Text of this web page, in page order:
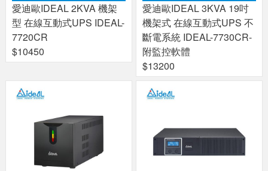
愛迪歐IDEAL 2KVA 機架
型 在線互動式UPS IDEAL-
7720CR
$10450
愛迪歐IDEAL 3KVA 19吋
機架式 在線互動式UPS 不
斷電系統 IDEAL-7730CR-
附監控軟體
$13200